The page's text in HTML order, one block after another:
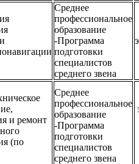
Среднее
профессиональное
образование
-Программа
подготовки
специалистов
среднего звена
и ремонт
(по
Среднее
профессиональное
образование
-Программа
подготовки
специалистов
среднего звена